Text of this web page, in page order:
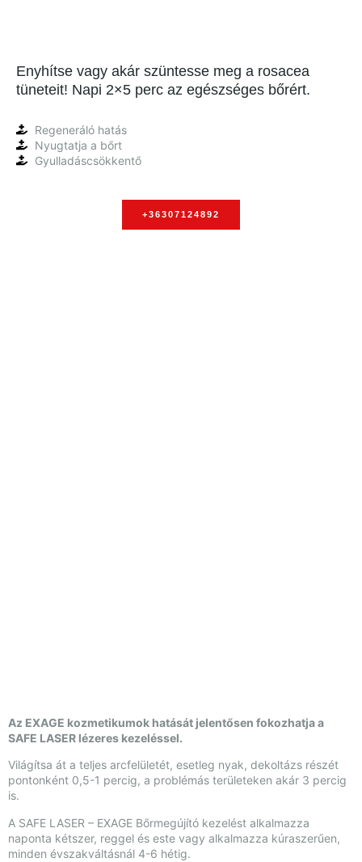
Enyhítse vagy akár szüntesse meg a rosacea
tüneteit! Napi 2×5 perc az egészséges bőrért.
Regeneráló hatás
Nyugtatja a bőrt
Gyulladáscsökkentő
+36307124892
Az EXAGE kozmetikumok hatását jelentősen fokozhatja a
SAFE LASER lézeres kezeléssel.
Világítsa át a teljes arcfelületét, esetleg nyak, dekoltázs részét
pontonként 0,5-1 percig, a problémás területeken akár 3 percig
is.
A SAFE LASER – EXAGE Bőrmegújító kezelést alkalmazza
naponta kétszer, reggel és este vagy alkalmazza kúraszerűen,
minden évszakváltásnál 4-6 hétig.